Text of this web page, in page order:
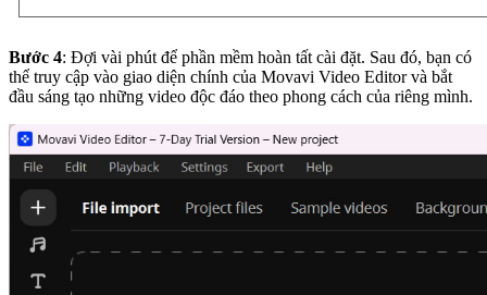
Bước 4: Đợi vài phút để phần mềm hoàn tất cài đặt. Sau đó, bạn có
thể truy cập vào giao diện chính của Movavi Video Editor và bắt
đầu sáng tạo những video độc đáo theo phong cách của riêng mình.